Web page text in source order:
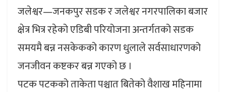
जलेश्वर—जनकपुर सडक र जलेश्वर नगरपालिका बजार
क्षेत्र भित्र रहेको एडिबी परियोजना अन्तर्गतको सडक
समयमै बन्न नसकेकको कारण धुलाले सर्वसाधारणको
जनजीवन कष्टकर बन्न गएको छ ।
पटक पटकको ताकेता पश्चात बितेको वैशाख महिनामा